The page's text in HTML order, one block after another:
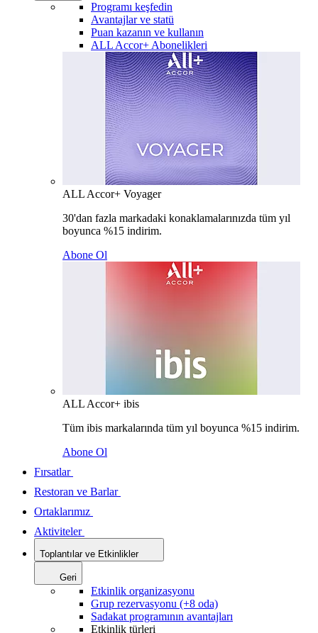
Programı keşfedin
Avantajlar ve statü
Puan kazanın ve kullanın
ALL Accor+ Abonelikleri
ALL Accor+ Voyager
30'dan fazla markadaki konaklamalarınızda tüm yıl
boyunca %15 indirim.
Abone Ol
ALL Accor+ ibis
Tüm ibis markalarında tüm yıl boyunca %15 indirim.
Abone Ol
Fırsatlar
Restoran ve Barlar
Ortaklarımız
Aktiviteler
Toplantılar ve Etkinlikler
Geri
Etkinlik organizasyonu
Grup rezervasyonu (+8 oda)
Sadakat programının avantajları
Etkinlik türleri